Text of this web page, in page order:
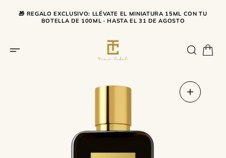
🎁 REGALO EXCLUSIVO: LLÉVATE EL MINIATURA 15ML CON TU
BOTELLA DE 100ML · HASTA EL 31 DE AGOSTO